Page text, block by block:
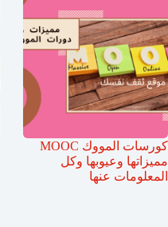
كورسات المووك MOOC
مميزاتها وعيوبها وكل
المعلومات عنها